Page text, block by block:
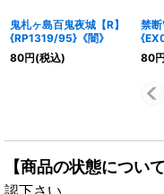
鬼札ヶ島百鬼夜城【R】
{RP1319/95}《闇》
80円(税込)
禁断
80円
【商品の状態について